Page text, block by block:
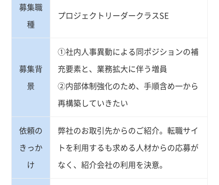
募集職
種
プロジェクトリーダークラスSE
募集背
景
①社内人事異動による同ポジションの補
充要素と、業務拡大に伴う増員
②内部体制強化のため、手順含め一から
再構築していきたい
依頼の
きっか
け
弊社のお取引先からのご紹介。転職サイ
トを利用するも求める人材からの応募が
なく、紹介会社の利用を決意。